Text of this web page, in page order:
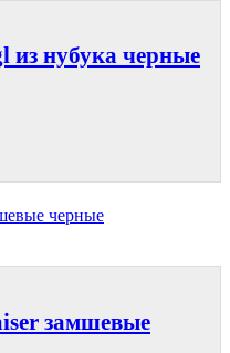
из нубука черные
замшевые